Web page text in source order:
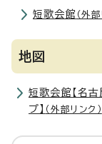
短歌会館 （外
地図
短歌会館【名
プ】 （外部リンク）